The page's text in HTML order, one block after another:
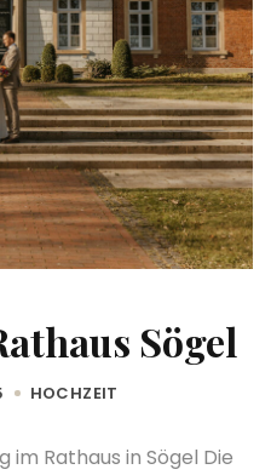
Sögel
HOCHZEIT
Rathaus in Sögel Die